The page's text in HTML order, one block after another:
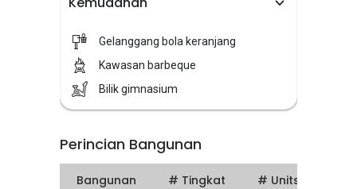
Gelanggang bola keranjang
Kawasan barbeque
Bilik gimnasium
Perincian Bangunan
Bangunan # Tingkat # Units